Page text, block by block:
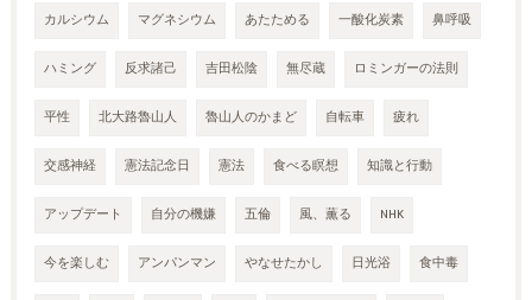
カルシウム マグネシウム あたためる 一酸化炭素 鼻呼吸
ハミング 反求諸己 吉田松陰 無尽蔵 ロミンガーの法則
平性 北大路魯山人 魯山人のかまど 自転車 疲れ
交感神経 憲法記念日 憲法 食べる瞑想 知識と行動
アップデート 自分の機嫌 五倫 風、薫る NHK
今を楽しむ アンパンマン やなせたかし 日光浴 食中毒